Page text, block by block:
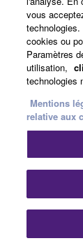
Professionnel
vous
cookies ou
Paramètres
utilisation,
technologies
Mentions
relative aux